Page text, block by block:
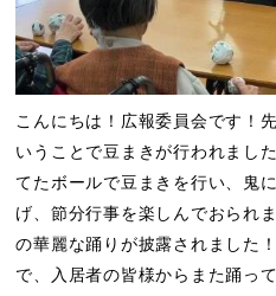
こんにちは！広報委員会です！
いうことで豆まきが行われまし
てたボールで豆まきを行い、鬼
げ、節分行事を楽しんでおられ
の華麗な踊りが披露されました
で、入居者の皆様からまた踊っ